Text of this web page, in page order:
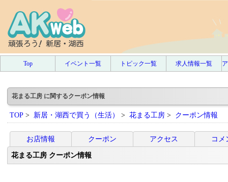
Top イベント一覧 トピック一覧 求人情報一覧
花まる工房 に関するクーポン情報
TOP> 新居・湖西で買う（生活） > 花まる工房> クーポン情報
お店情報 クーポン アクセス
コメ
花まる工房 クーポン情報